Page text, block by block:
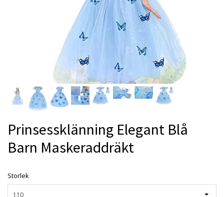
Prinsessklänning Elegant Blå
Barn Maskeraddräkt
Storlek
110